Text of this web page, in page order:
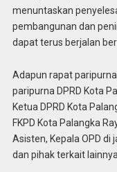
menuntaskan
pembangunan dan
dapat terus berjalan
Adapun rapat
paripurna DPRD Kota
Ketua DPRD Kota
FKPD Kota Palangka
Asisten, Kepala OPD di
dan pihak terkait